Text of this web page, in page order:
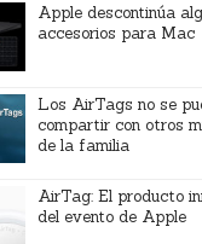
Apple descontinúa
accesorios para Mac
Los AirTags no se
compartir con otros
de la familia
AirTag: El producto
del evento de Apple